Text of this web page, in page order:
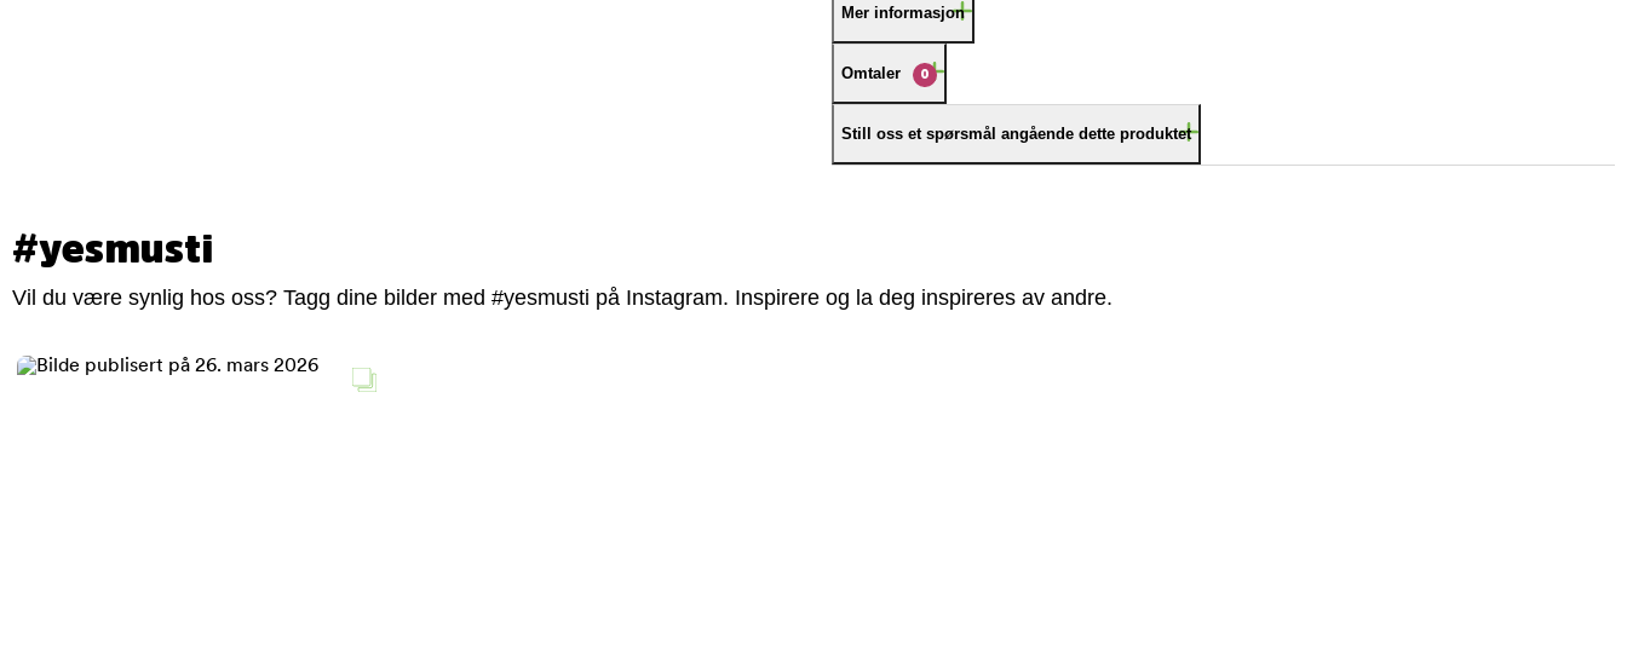
Mer informasjon
Omtaler 0
Still oss et spørsmål angående dette produktet
#yesmusti
Vil du være synlig hos oss? Tagg dine bilder med #yesmusti på Instagram. Inspirere og la deg inspireres av andre.